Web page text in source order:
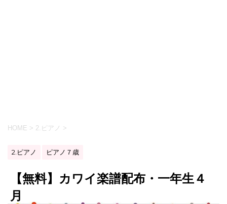
HOME > 2.ピアノ >
2.ピアノ ピアノ７歳
【無料】カワイ楽譜配布・一年生４
月